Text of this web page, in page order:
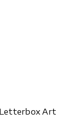
Letterbox Art